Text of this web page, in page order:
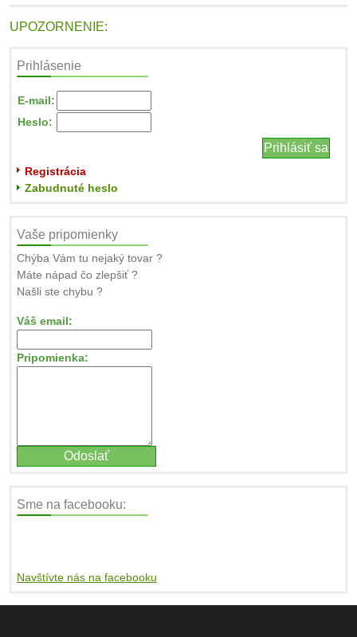
UPOZORNENIE:
Prihlásenie
E-mail:
Heslo:
Registrácia
Zabudnuté heslo
Vaše pripomienky
Chýba Vám tu nejaký tovar ?
Máte nápad čo zlepšiť ?
Našli ste chybu ?
Váš email:
Pripomienka:
Sme na facebooku:
Navštívte nás na facebooku